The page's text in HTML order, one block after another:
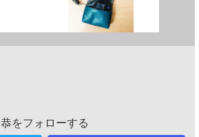
恭をフォローする